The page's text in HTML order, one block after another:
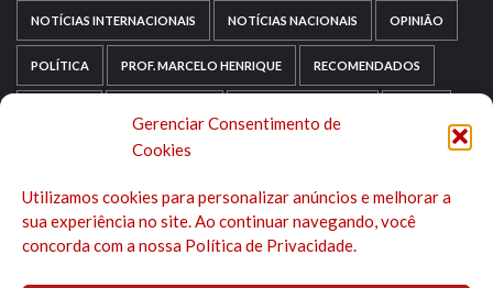
Gerenciar Consentimento de
Cookies
Utilizamos cookies para personalizar anúncios e melhorar a
sua experiência no site. Ao continuar navegando, você
concorda com a nossa Política de Privacidade.
NOTÍCIAS INTERNACIONAIS NOTÍCIAS NACIONAIS OPINIÃO
POLÍTICA PROF. MARCELO HENRIQUE RECOMENDADOS
SEM CATEGORIA
TECNOLOGIA TRIPADVISOR TURISMO